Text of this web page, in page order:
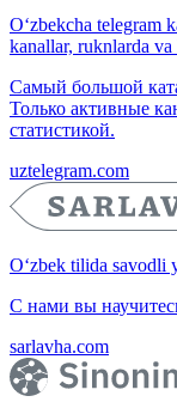
O‘zbekcha telegram
kanallar, ruknlarda
Самый большой
Только активные
статистикой.
uztelegram.com
O‘zbek tilida savodli
С нами вы
sarlavha.com